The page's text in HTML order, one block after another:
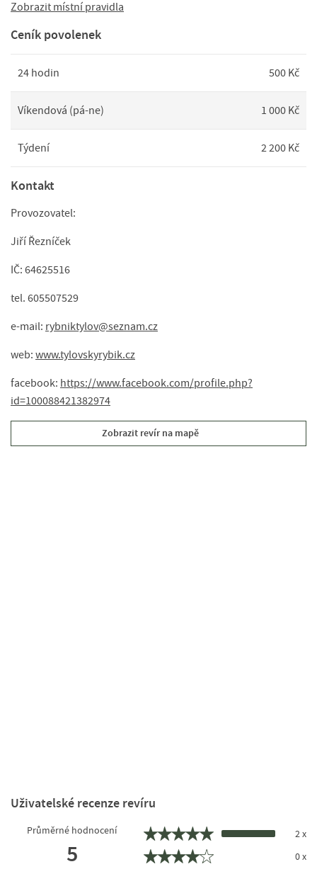
Zobrazit místní pravidla
Ceník povolenek
24 hodin 500 Kč
Víkendová (pá-ne) 1 000 Kč
Týdení 2 200 Kč
Kontakt
Provozovatel:
Jiří Řezníček
IČ: 64625516
tel. 605507529
e-mail: rybniktylov@seznam.cz
web: www.tylovskyrybik.cz
facebook: https://www.facebook.com/profile.php?
id=100088421382974
Zobrazit revír na mapě
Uživatelské recenze revíru
Průměrné hodnocení
5
2 x
0 x